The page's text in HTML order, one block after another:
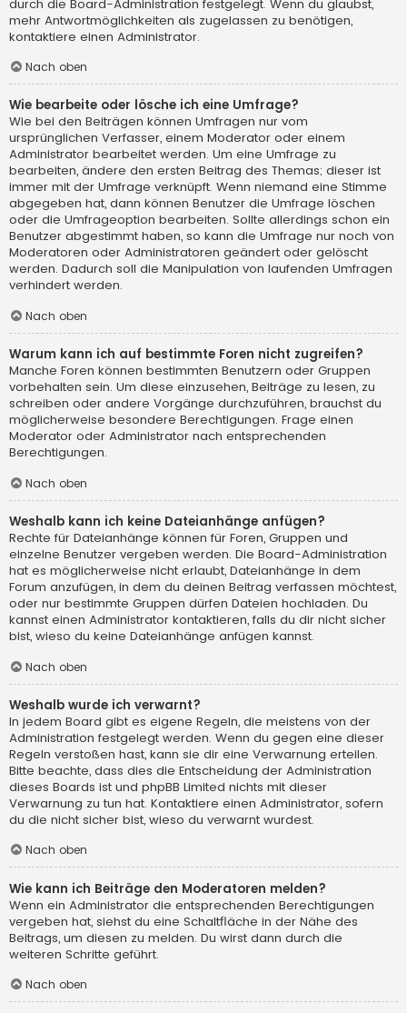
durch die Board-Administration festgelegt. Wenn du glaubst,
mehr Antwortmöglichkeiten als zugelassen zu benötigen,
kontaktiere einen Administrator.
Nach oben
Wie bearbeite oder lösche ich eine Umfrage?
Wie bei den Beiträgen können Umfragen nur vom
ursprünglichen Verfasser, einem Moderator oder einem
Administrator bearbeitet werden. Um eine Umfrage zu
bearbeiten, ändere den ersten Beitrag des Themas; dieser ist
immer mit der Umfrage verknüpft. Wenn niemand eine Stimme
abgegeben hat, dann können Benutzer die Umfrage löschen
oder die Umfrageoption bearbeiten. Sollte allerdings schon ein
Benutzer abgestimmt haben, so kann die Umfrage nur noch von
Moderatoren oder Administratoren geändert oder gelöscht
werden. Dadurch soll die Manipulation von laufenden Umfragen
verhindert werden.
Nach oben
Warum kann ich auf bestimmte Foren nicht zugreifen?
Manche Foren können bestimmten Benutzern oder Gruppen
vorbehalten sein. Um diese einzusehen, Beiträge zu lesen, zu
schreiben oder andere Vorgänge durchzuführen, brauchst du
möglicherweise besondere Berechtigungen. Frage einen
Moderator oder Administrator nach entsprechenden
Berechtigungen.
Nach oben
Weshalb kann ich keine Dateianhänge anfügen?
Rechte für Dateianhänge können für Foren, Gruppen und
einzelne Benutzer vergeben werden. Die Board-Administration
hat es möglicherweise nicht erlaubt, Dateianhänge in dem
Forum anzufügen, in dem du deinen Beitrag verfassen möchtest,
oder nur bestimmte Gruppen dürfen Dateien hochladen. Du
kannst einen Administrator kontaktieren, falls du dir nicht sicher
bist, wieso du keine Dateianhänge anfügen kannst.
Nach oben
Weshalb wurde ich verwarnt?
In jedem Board gibt es eigene Regeln, die meistens von der
Administration festgelegt werden. Wenn du gegen eine dieser
Regeln verstoßen hast, kann sie dir eine Verwarnung erteilen.
Bitte beachte, dass dies die Entscheidung der Administration
dieses Boards ist und phpBB Limited nichts mit dieser
Verwarnung zu tun hat. Kontaktiere einen Administrator, sofern
du die nicht sicher bist, wieso du verwarnt wurdest.
Nach oben
Wie kann ich Beiträge den Moderatoren melden?
Wenn ein Administrator die entsprechenden Berechtigungen
vergeben hat, siehst du eine Schaltfläche in der Nähe des
Beitrags, um diesen zu melden. Du wirst dann durch die
weiteren Schritte geführt.
Nach oben